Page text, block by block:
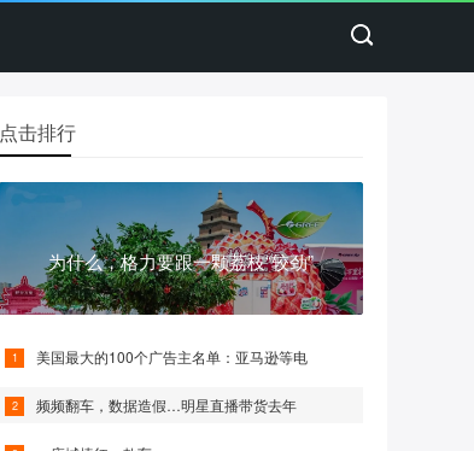
点击排行
为什么，格力要跟一颗荔枝“较劲”
美国最大的100个广告主名单：亚马逊等电
频频翻车，数据造假…明星直播带货去年